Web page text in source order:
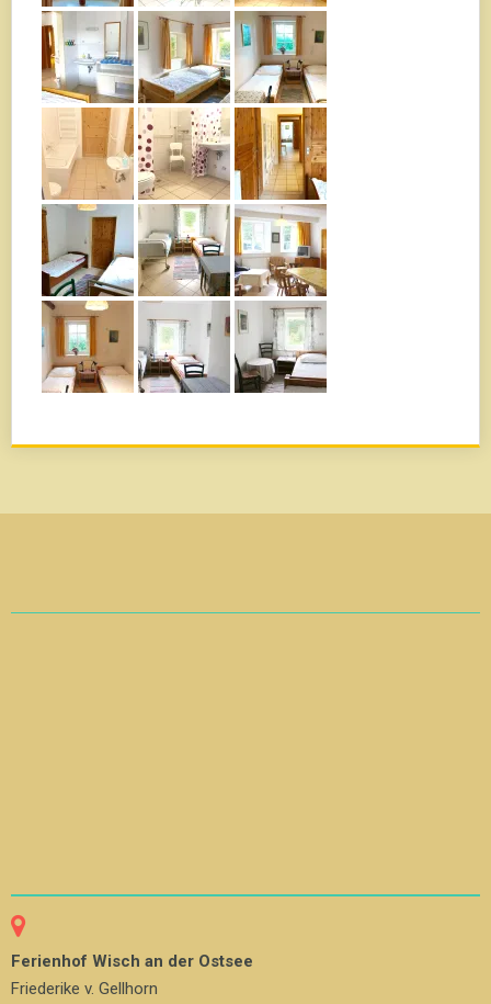
Ferienhof Wisch an der Ostsee
Friederike v. Gellhorn